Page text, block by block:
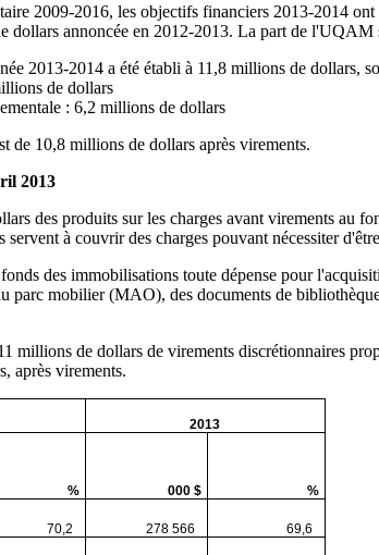
2009-2016, les objectifs financiers 2013-2014
annoncée en 2012-2013. La part de
2013-2014 a été établi à 11,8 millions de dollars,
de dollars
: 6,2 millions de dollars
de 10,8 millions de dollars après virements.
2013
des produits sur les charges avant virements au
à couvrir des charges pouvant nécessiter
des immobilisations toute dépense pour
parc mobilier (MAO), des documents de
de dollars de virements discrétionnaires
après virements.
2013
% 000 $ %
70,2 278 566 69,6